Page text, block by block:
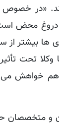
«در
دروغ محض
ها بیشتر
تأثیر
خواهش می
و